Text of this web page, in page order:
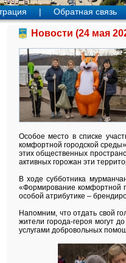
| Обратная связь
Новости (24 мая
Особое место в списке
комфортной городской
этих общественных
активных горожан эти
В ходе субботника
«Формирование комфортной
особой атрибутике –
Напомним, что отдать свой
жители города-героя могут
услугами добровольных